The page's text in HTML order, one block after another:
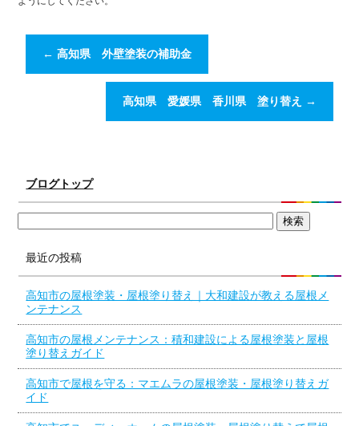
← 高知県 外壁塗装の補助金
高知県 愛媛県 香川県 塗り替え →
ブログトップ
最近の投稿
高知市の屋根塗装・屋根塗り替え｜大和建設が教える屋根メ
ンテナンス
高知市の屋根メンテナンス：積和建設による屋根塗装と屋根
塗り替えガイド
高知市で屋根を守る：マエムラの屋根塗装・屋根塗り替えガ
イド